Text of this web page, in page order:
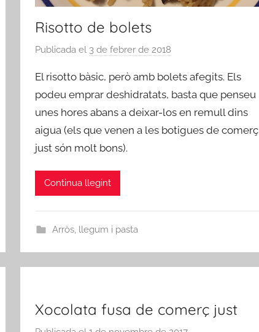
Risotto de bolets
Publicada el 3 de febrer de 2018
r
a
d
m
El risotto bàsic, però amb bolets afegits. Els
podeu emprar deshidratats, basta que penseu
unes hores abans a deixar-los en remull dins
aigua (els que venen a les botigues de comerç
just són molt bons).
Continua llegint
Arròs, llegum i pasta
Xocolata fusa de comerç just